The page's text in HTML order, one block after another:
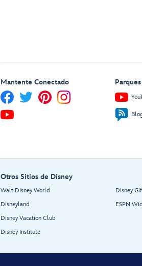
Mantente Conectado
Otros Sitios de Disney
Walt Disney World
Disneyland
Disney Vacation Club
Disney Institute
Disney
ESPN